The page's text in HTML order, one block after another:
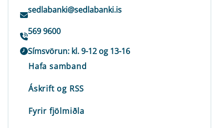
sedlabanki@sedlabanki.is
569 9600
Símsvörun: kl. 9-12 og 13-16
Hafa samband
Áskrift og RSS
Fyrir fjölmiðla